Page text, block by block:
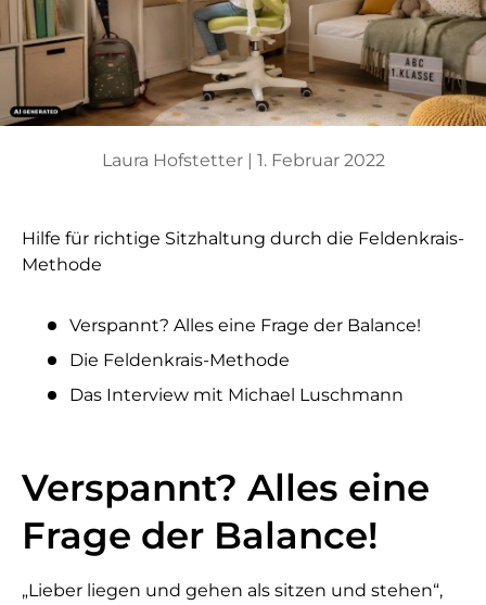
Laura Hofstetter | 1. Februar 2022
Hilfe für richtige Sitzhaltung durch die Feldenkrais-
Methode
Verspannt? Alles eine Frage der Balance!
Die Feldenkrais-Methode
Das Interview mit Michael Luschmann
Verspannt? Alles eine
Frage der Balance!
„Lieber liegen und gehen als sitzen und stehen“,